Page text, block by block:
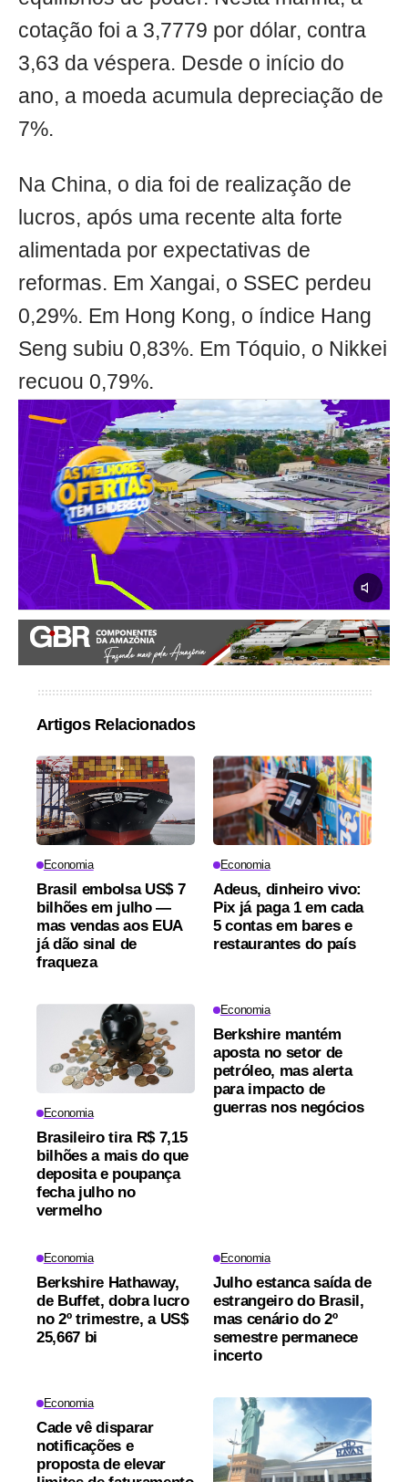
cotação foi a 3,7779 por dólar, contra
3,63 da véspera. Desde o início do
ano, a moeda acumula depreciação de
7%.
Na China, o dia foi de realização de
lucros, após uma recente alta forte
alimentada por expectativas de
reformas. Em Xangai, o SSEC perdeu
0,29%. Em Hong Kong, o índice Hang
Seng subiu 0,83%. Em Tóquio, o Nikkei
recuou 0,79%.
Artigos Relacionados
Economia
Brasil embolsa US$ 7
bilhões em julho —
mas vendas aos EUA
já dão sinal de
fraqueza
Economia
Adeus, dinheiro vivo:
Pix já paga 1 em cada
5 contas em bares e
restaurantes do país
Economia
Brasileiro tira R$ 7,15
bilhões a mais do que
deposita e poupança
fecha julho no
vermelho
Economia
Berkshire mantém
aposta no setor de
petróleo, mas alerta
para impacto de
guerras nos negócios
Economia
Berkshire Hathaway,
de Buffet, dobra lucro
no 2º trimestre, a US$
25,667 bi
Economia
Julho estanca saída de
estrangeiro do Brasil,
mas cenário do 2º
semestre permanece
incerto
Economia
Cade vê disparar
notificações e
proposta de elevar